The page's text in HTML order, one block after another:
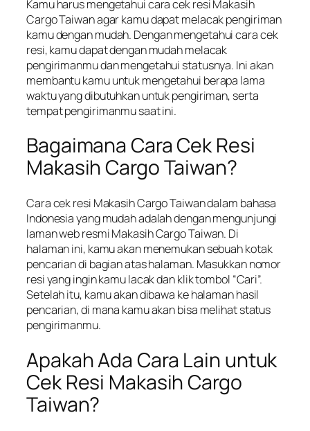
Kamu harus mengetahui cara cek resi Makasih
Cargo Taiwan agar kamu dapat melacak pengiriman
kamu dengan mudah. Dengan mengetahui cara cek
resi, kamu dapat dengan mudah melacak
pengirimanmu dan mengetahui statusnya. Ini akan
membantu kamu untuk mengetahui berapa lama
waktu yang dibutuhkan untuk pengiriman, serta
tempat pengirimanmu saat ini.
Bagaimana Cara Cek Resi
Makasih Cargo Taiwan?
Cara cek resi Makasih Cargo Taiwan dalam bahasa
Indonesia yang mudah adalah dengan mengunjungi
laman web resmi Makasih Cargo Taiwan. Di
halaman ini, kamu akan menemukan sebuah kotak
pencarian di bagian atas halaman. Masukkan nomor
resi yang ingin kamu lacak dan klik tombol “Cari”.
Setelah itu, kamu akan dibawa ke halaman hasil
pencarian, di mana kamu akan bisa melihat status
pengirimanmu.
Apakah Ada Cara Lain untuk
Cek Resi Makasih Cargo
Taiwan?